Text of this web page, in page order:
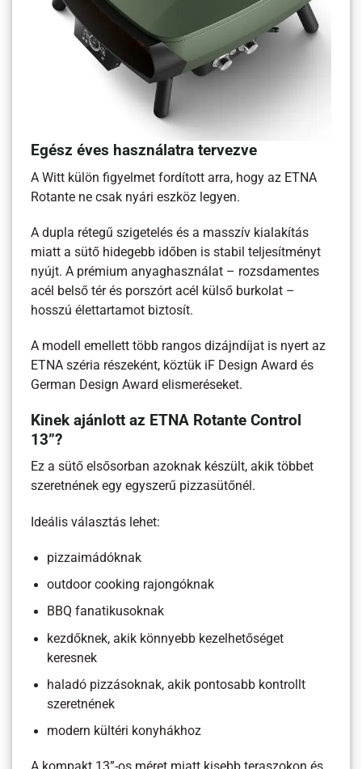
Egész éves használatra tervezve
A Witt külön figyelmet fordított arra, hogy az ETNA
Rotante ne csak nyári eszköz legyen.
A dupla rétegű szigetelés és a masszív kialakítás
miatt a sütő hidegebb időben is stabil teljesítményt
nyújt. A prémium anyaghasználat – rozsdamentes
acél belső tér és porszórt acél külső burkolat –
hosszú élettartamot biztosít.
A modell emellett több rangos dizájndíjat is nyert az
ETNA széria részeként, köztük iF Design Award és
German Design Award elismeréseket.
Kinek ajánlott az ETNA Rotante Control
13”?
Ez a sütő elsősorban azoknak készült, akik többet
szeretnének egy egyszerű pizzasütőnél.
Ideális választás lehet:
pizzaimádóknak
outdoor cooking rajongóknak
BBQ fanatikusoknak
kezdőknek, akik könnyebb kezelhetőséget
keresnek
haladó pizzásoknak, akik pontosabb kontrollt
szeretnének
modern kültéri konyhákhoz